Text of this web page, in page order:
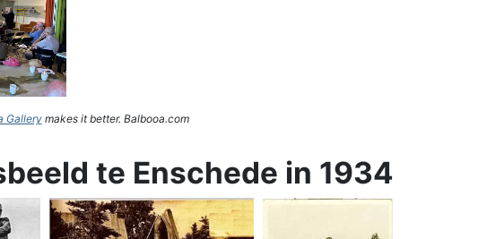
Gallerymakes it better. Balbooa.com
te Enschede in 1934